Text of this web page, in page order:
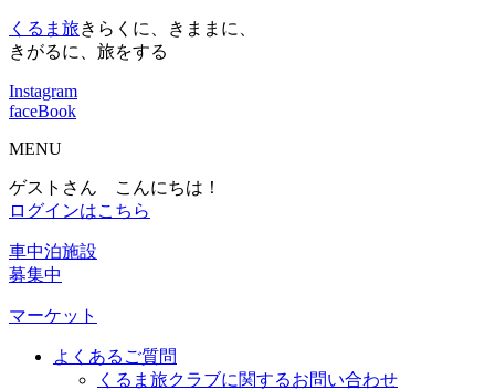
くるま旅きらくに、きままに、
きがるに、旅をする
Instagram
faceBook
MENU
ゲストさん こんにちは！
ログインはこちら
車中泊施設
募集中
マーケット
よくあるご質問
くるま旅クラブに関するお問い合わせ